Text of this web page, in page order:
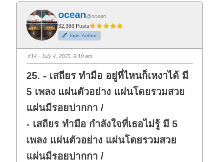
k
f
o
r
t
h
u
m
d
o
n
.
k
o
r
t
h
u
m
u
p
ocean@ocean
32,366 Posts
Topic Author
#14 · July 4, 2025, 9:10 am
25. - เสถียร ทำมือ อยู่ที่ไหนก็เหงาได้ มี
5 เพลง แผ่นตัวอย่าง แผ่นโดยรวมสวย
แผ่นมีรอยปากกา /
- เสถียร ทำมือ กำลังใจที่เธอไม่รู้ มี 5
เพลง แผ่นตัวอย่าง แผ่นโดยรวมสวย
แผ่นมีรอยปากกา /